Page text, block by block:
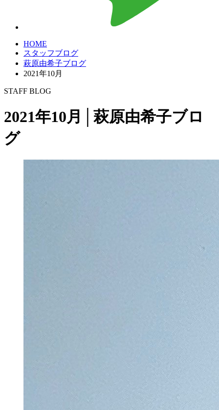
HOME
スタッフブログ
萩原由希子ブログ
2021年10月
STAFF BLOG
2021年10月│萩原由希子ブロ
グ